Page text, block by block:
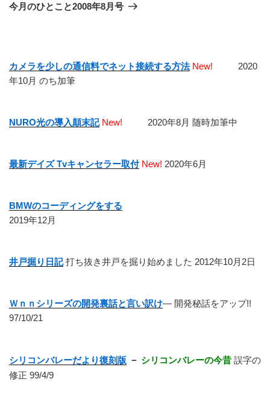
ン
の
今月のひとこと2008年8月号
カメラを少しの通信料でネット接続する方法 New! 2020
年10月 のち加筆
NURO光の導入顛末記 New! 2020年8月 随時加筆中
最新デイズ Tvキャンセラー取付New! 2020年6月
BMWのコーディングをする
2019年12月
井戸掘り日記 打ち抜き井戸を掘り始めました 2012年10月2日
Ｗｎｎシリーズの開発裏話と言い訳け― 開発秘話をアップ!!
97/10/21
シリコンバレーだより復刻版 － シリコンバレーの今昔 誤字の
修正 99/4/9